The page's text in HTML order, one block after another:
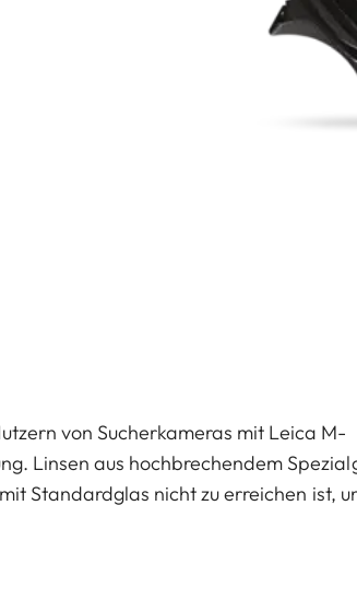
von Sucherkameras mit Leica M-
Linsen aus hochbrechendem
Standardglas nicht zu erreichen ist,